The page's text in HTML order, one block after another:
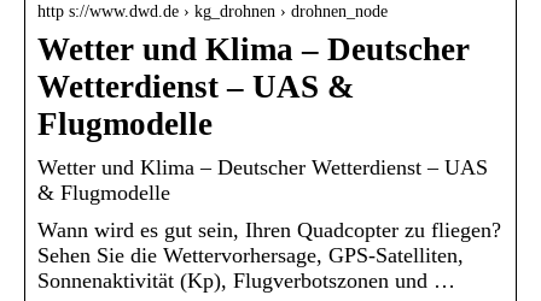
http s://www.dwd.de › kg_drohnen › drohnen_node
Wetter und Klima – Deutscher
Wetterdienst – UAS &
Flugmodelle
Wetter und Klima – Deutscher Wetterdienst – UAS
& Flugmodelle
Wann wird es gut sein, Ihren Quadcopter zu fliegen?
Sehen Sie die Wettervorhersage, GPS-Satelliten,
Sonnenaktivität (Kp), Flugverbotszonen und …